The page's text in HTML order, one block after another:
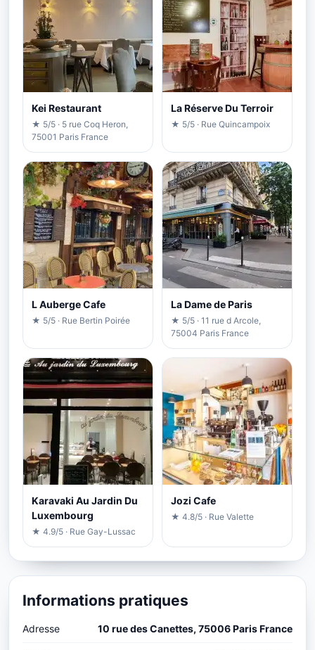
Kei Restaurant
★ 5/5 · 5 rue Coq Heron,
75001 Paris France
La Réserve Du Terroir
★ 5/5 · Rue Quincampoix
L Auberge Cafe
★ 5/5 · Rue Bertin Poirée
La Dame de Paris
★ 5/5 · 11 rue d Arcole,
75004 Paris France
Karavaki Au Jardin Du
Luxembourg
★ 4.9/5 · Rue Gay-Lussac
Jozi Cafe
★ 4.8/5 · Rue Valette
Informations pratiques
Adresse 10 rue des Canettes, 75006 Paris France